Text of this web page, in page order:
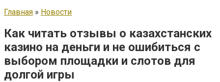
Главная » Новости
Как читать отзывы о казахстанских
казино на деньги и не ошибиться с
выбором площадки и слотов для
долгой игры